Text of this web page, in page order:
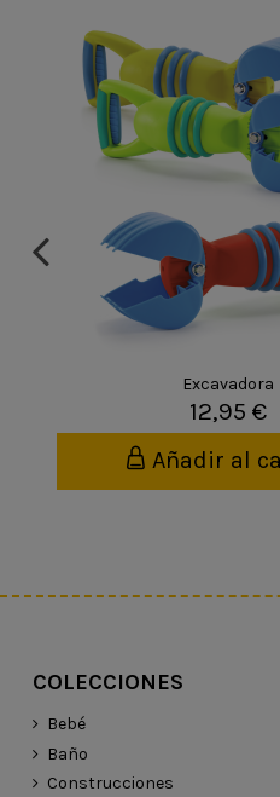
Excavadora
12,95 €
Añadir al
COLECCIONES
Bebé
Baño
Construcciones